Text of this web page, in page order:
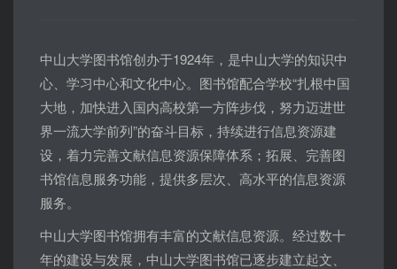
中山大学图书馆创办于1924年，是中山大学的知识中
心、学习中心和文化中心。图书馆配合学校“扎根中国
大地，加快进入国内高校第一方阵步伐，努力迈进世
界一流大学前列”的奋斗目标，持续进行信息资源建
设，着力完善文献信息资源保障体系；拓展、完善图
书馆信息服务功能，提供多层次、高水平的信息资源
服务。
中山大学图书馆拥有丰富的文献信息资源。经过数十
年的建设与发展，中山大学图书馆已逐步建立起文、